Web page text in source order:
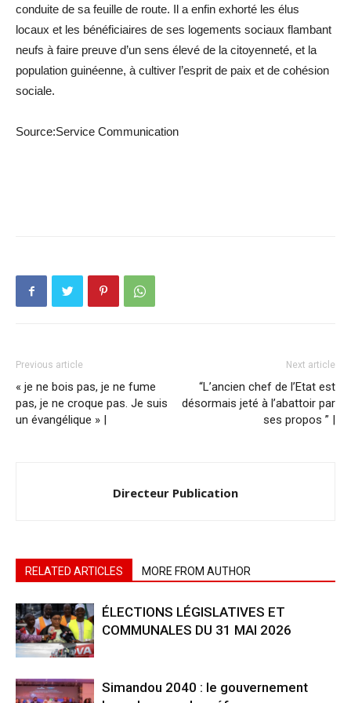
conduite de sa feuille de route. Il a enfin exhorté les élus
locaux et les bénéficiaires de ses logements sociaux flambant
neufs à faire preuve d’un sens élevé de la citoyenneté, et la
population guinéenne, à cultiver l’esprit de paix et de cohésion
sociale.
Source:Service Communication
Previous article
« je ne bois pas, je ne fume
pas, je ne croque pas. Je suis
un évangélique » |
Next article
“L’ancien chef de l’Etat est
désormais jeté à l’abattoir par
ses propos ” |
Directeur Publication
RELATED ARTICLES MORE FROM AUTHOR
ÉLECTIONS LÉGISLATIVES ET
COMMUNALES DU 31 MAI 2026
Simandou 2040 : le gouvernement